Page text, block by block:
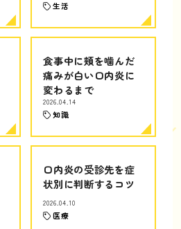
生活
食事中に頬を噛んだ
痛みが白い口内炎に
変わるまで
2026.04.14
知識
口内炎の受診先を症
状別に判断するコツ
2026.04.10
医療